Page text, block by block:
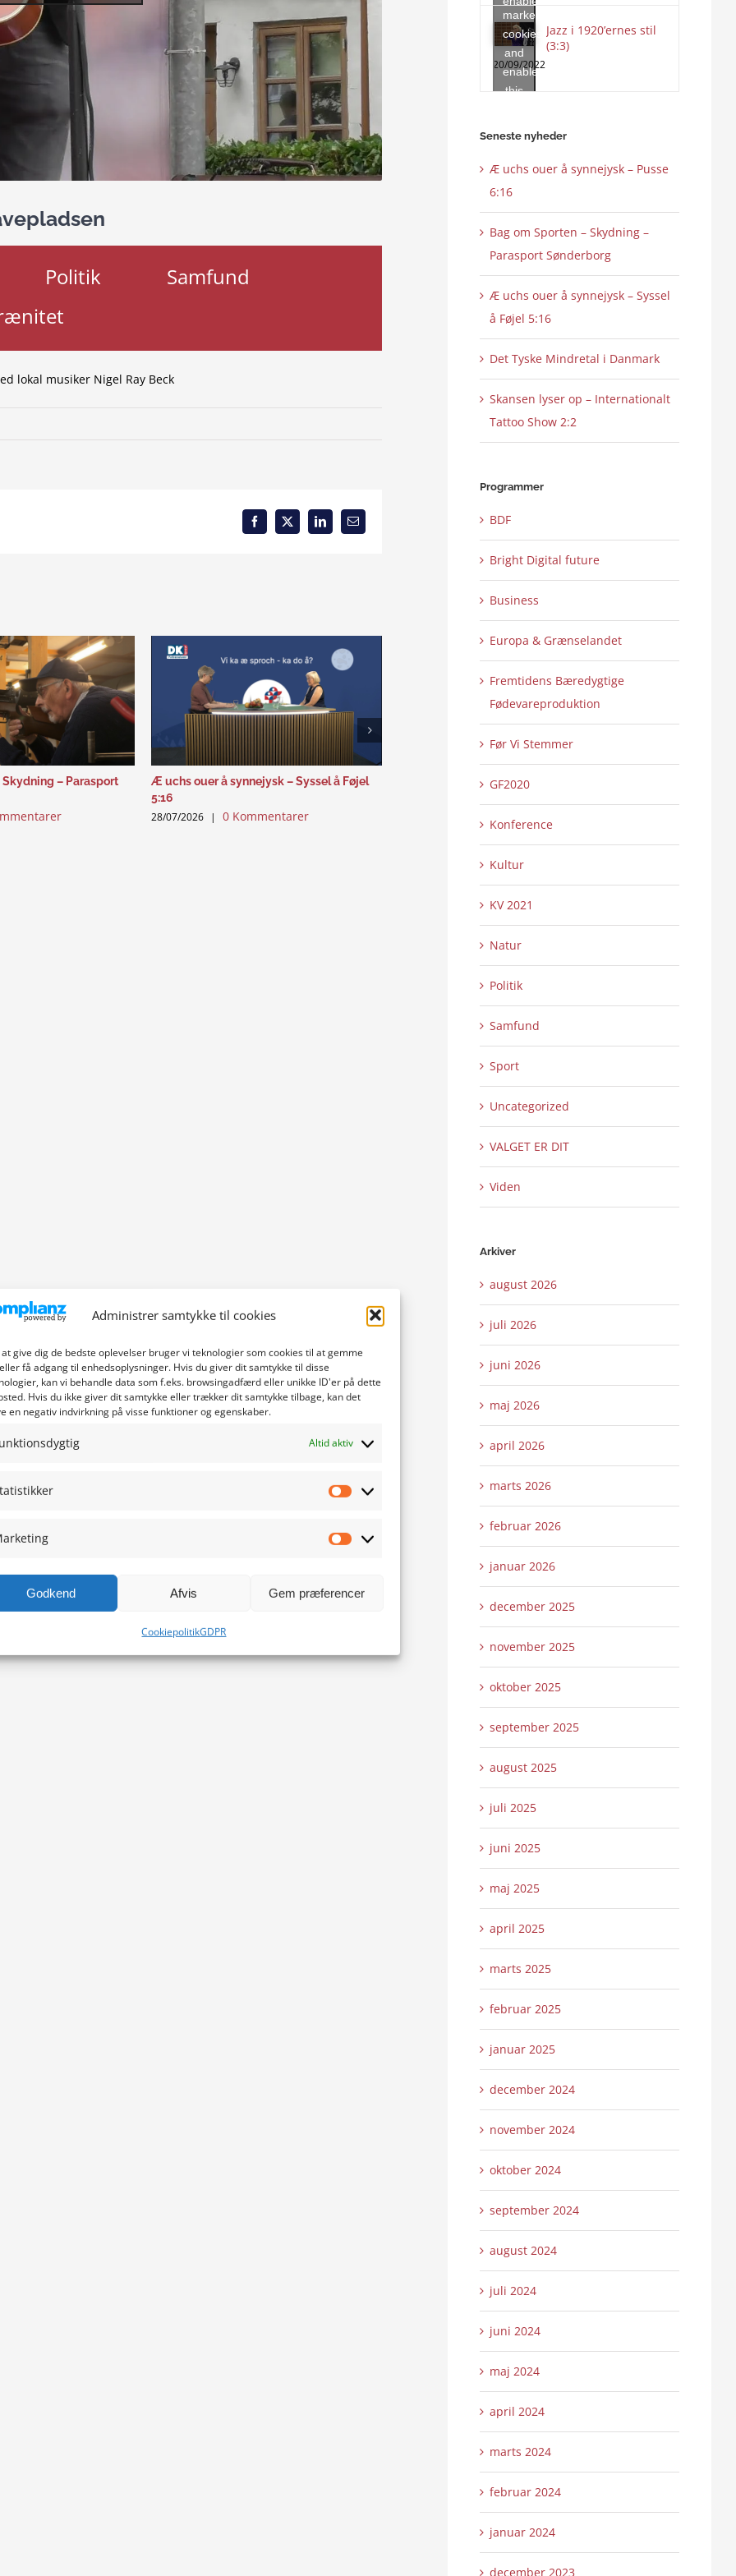
Administrer samtykke til cookies
at give dig de bedste oplevelser bruger vi teknologier som cookies til at gemme
få adgang til enhedsoplysninger. Hvis du giver dit samtykke til disse
kan vi behandle data som f.eks. browsingadfærd eller unikke ID'er på dette
Hvis du ikke giver dit samtykke eller trækker dit samtykke tilbage, kan det
en negativ indvirkning på visse funktioner og egenskaber.
Altid aktiv
Godkend Afvis Gem præferencer
CookiepolitikGDPR
Politik
Samfund
lokal musiker Nigel Ray Beck
Facebook
X LinkedInEmail
– Parasport
Æ uchs ouer å synnejysk – Syssel å Føjel
5:16
28/07/2026 | 0 Kommentarer
Skansen lyser op – Internationalt Tattoo
0 Kommentarer
this
content
marketing
cookies
and
enable
this
Jazz i 1920’ernes stil
(3:3)
20/09/2022
Seneste nyheder
Æ uchs ouer å synnejysk – Pusse
6:16
Bag om Sporten – Skydning –
Parasport Sønderborg
Æ uchs ouer å synnejysk – Syssel
å Føjel 5:16
Det Tyske Mindretal i Danmark
Skansen lyser op – Internationalt
Tattoo Show 2:2
Programmer
BDF
Bright Digital future
Business
Europa & Grænselandet
Fremtidens Bæredygtige
Fødevareproduktion
Før Vi Stemmer
GF2020
Konference
Kultur
KV 2021
Natur
Politik
Samfund
Sport
Uncategorized
VALGET ER DIT
Viden
Arkiver
august 2026
juli 2026
juni 2026
maj 2026
april 2026
marts 2026
februar 2026
januar 2026
december 2025
november 2025
oktober 2025
september 2025
august 2025
juli 2025
juni 2025
maj 2025
april 2025
marts 2025
februar 2025
januar 2025
december 2024
november 2024
oktober 2024
september 2024
august 2024
juli 2024
juni 2024
maj 2024
april 2024
marts 2024
februar 2024
januar 2024
december 2023